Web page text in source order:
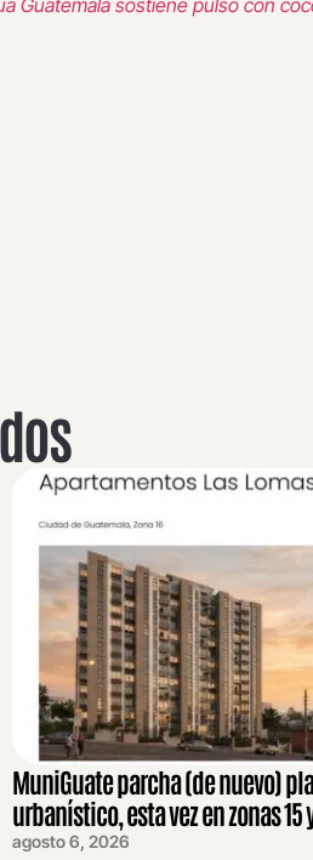
MuniGuate parcha (de nuevo)
urbanístico, esta vez en zonas 15
agosto 6, 2026